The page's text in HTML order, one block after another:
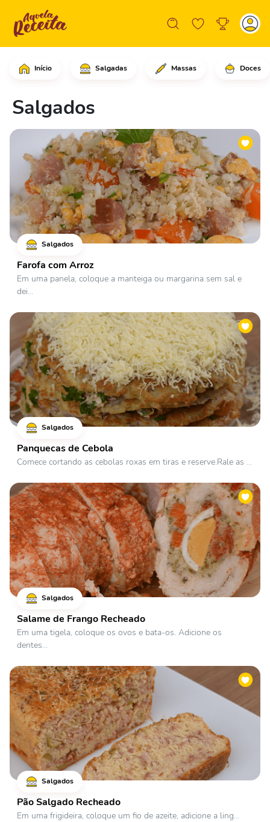
Início Salgadas Massas Doces
Salgados
Salgados
Farofa com Arroz
Em uma panela, coloque a manteiga ou margarina sem sal e
dei...
Salgados
Panquecas de Cebola
Comece cortando as cebolas roxas em tiras e reserve.Rale as ...
Salgados
Salame de Frango Recheado
Em uma tigela, coloque os ovos e bata-os. Adicione os
dentes...
Salgados
Pão Salgado Recheado
Em uma frigideira, coloque um fio de azeite, adicione a ling...